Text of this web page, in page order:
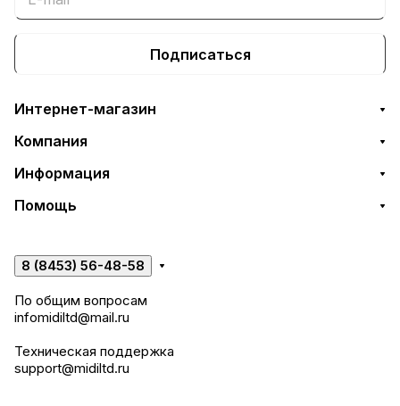
Подписаться
Интернет-магазин
Компания
Информация
Помощь
8 (8453) 56-48-58
По общим вопросам
infomidiltd@mail.ru
Техническая поддержка
support@midiltd.ru